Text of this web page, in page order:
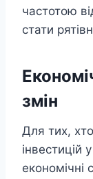
частотою
стати
змін
Для тих,
інвестицій
економічні